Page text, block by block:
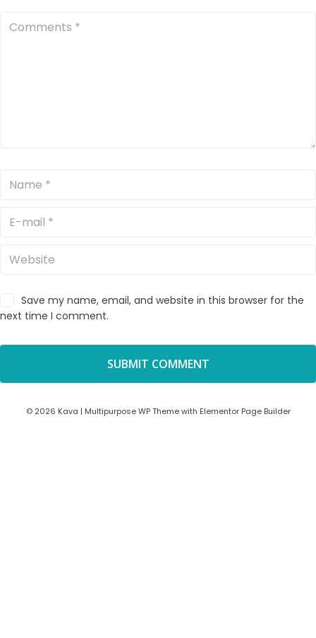
Save my name, email, and website in this browser for the
next time I comment.
© 2026 Kava | Multipurpose WP Theme with Elementor Page Builder